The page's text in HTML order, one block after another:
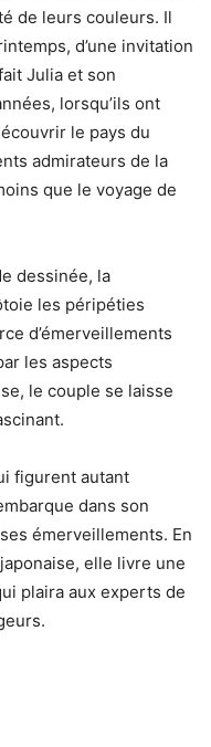
de leurs couleurs. Il
d’une invitation
Julia et son
lorsqu’ils ont
le pays du
admirateurs de la
que le voyage de
dessinée, la
les péripéties
d’émerveillements
les aspects
le couple se laisse
figurent autant
dans son
émerveillements. En
elle livre une
plaira aux experts de